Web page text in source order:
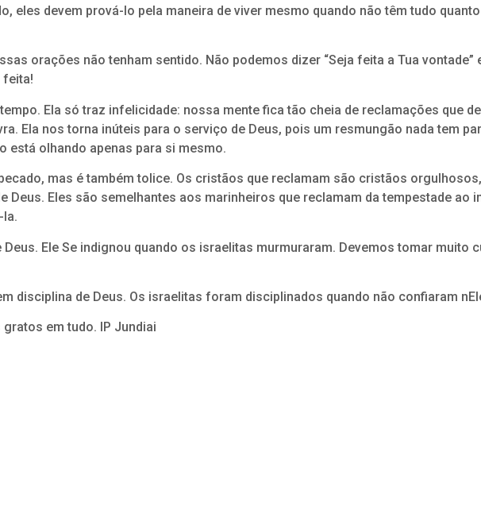
eles devem prová-lo pela maneira de viver mesmo quando não têm tudo
orações não tenham sentido. Não podemos dizer “Seja feita a Tua vontade”
feita!
Ela só traz infelicidade: nossa mente fica tão cheia de reclamações que
Ela nos torna inúteis para o serviço de Deus, pois um resmungão nada tem
está olhando apenas para si mesmo.
mas é também tolice. Os cristãos que reclamam são cristãos
Deus. Eles são semelhantes aos marinheiros que reclamam da tempestade ao
la.
Ele Se indignou quando os israelitas murmuraram. Devemos tomar muito
disciplina de Deus. Os israelitas foram disciplinados quando não confiaram
em tudo. IP Jundiai